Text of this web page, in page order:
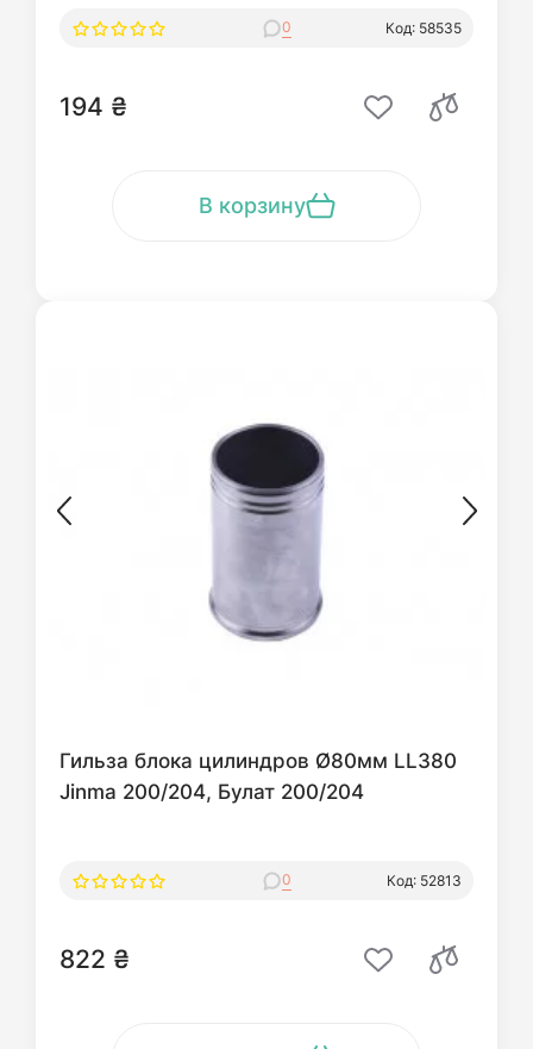
0 Код: 58535
194 ₴
В корзину
Гильза блока цилиндров Ø80мм LL380
Jinma 200/204, Булат 200/204
0 Код: 52813
822 ₴